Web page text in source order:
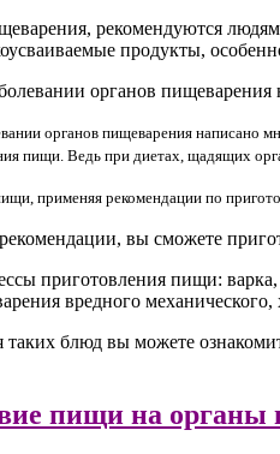
рекомендуются
продукты,
органов пищеварения
органов пищеварения написано
пищи. Ведь при диетах, щадящих
применяя рекомендации по
вы сможете
приготовления пищи:
вредного механического,
блюд вы можете
пищи на